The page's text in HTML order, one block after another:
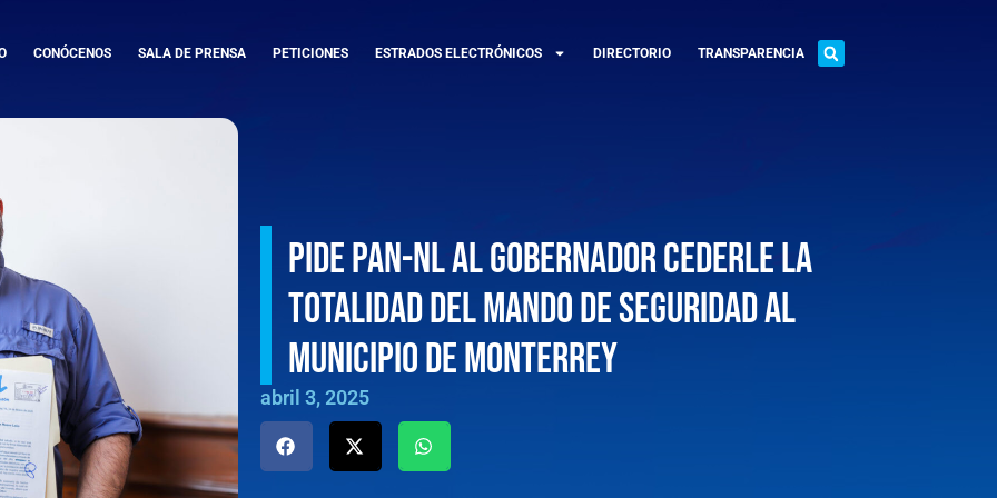
CONÓCENOS SALA DE PRENSA PETICIONES ESTRADOS ELECTRÓNICOS DIRECTORIO TRANSPARENCIA
Pide PAN-NL al Gobernador cederle la
totalidad del mando de seguridad al
municipio de Monterrey
abril 3, 2025